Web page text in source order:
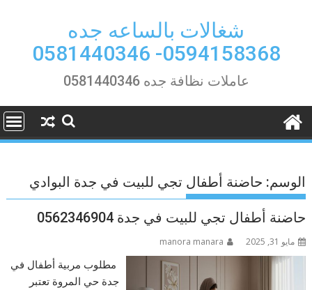
شغالات بالساعه جده
0594158368- 0581440346
عاملات نظافة جده 0581440346
الوسم: حاضنة أطفال تجي للبيت في جدة البوادي
حاضنة أطفال تجي للبيت في جدة 0562346904
مايو 31, 2025 manora manara
مطلوب مربية أطفال في
جدة حي المروة تعتبر